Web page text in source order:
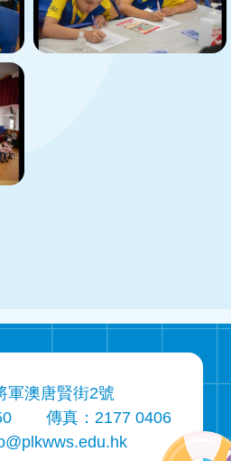
軍澳唐賢街2號
傳真：2177 0406